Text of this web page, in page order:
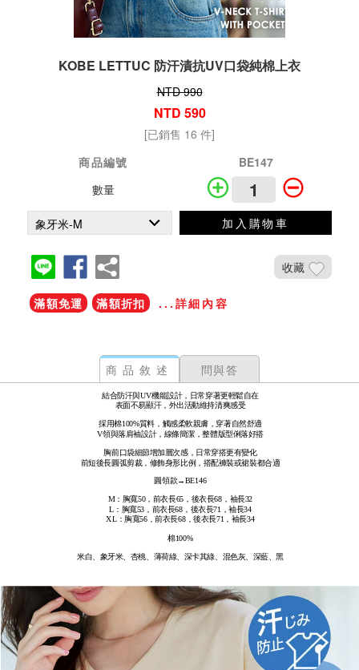
KOBE LETTUC 防汗漬抗UV口袋純棉上衣
NTD 990
NTD 590
[已銷售 16 件]
商品編號
BE147
數量
加入購物車
收藏
滿額免運 滿額折扣 ...詳細內容
商品敘述 問與答